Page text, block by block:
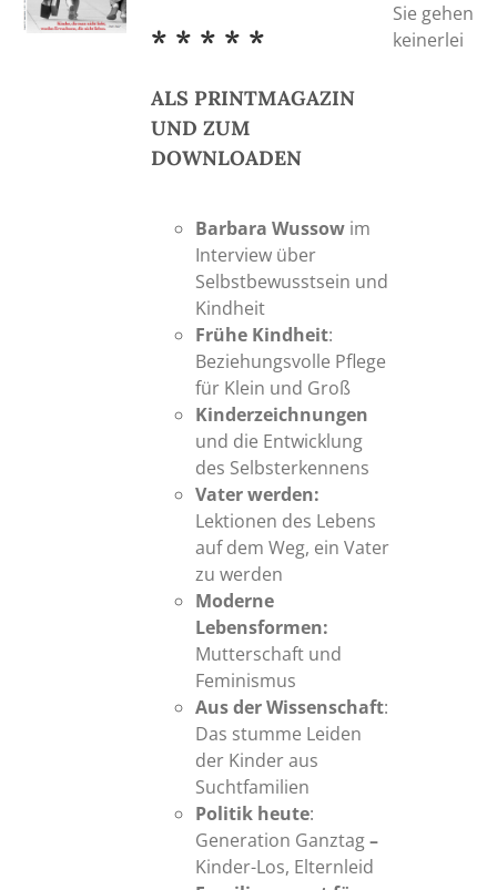
werden
* * * * *
ALS PRINTMAGAZIN
UND ZUM
DOWNLOADEN
Barbara Wussow im
Interview über
Selbstbewusstsein und
Kindheit
Frühe Kindheit:
Beziehungsvolle Pflege
für Klein und Groß
Kinderzeichnungen
und die Entwicklung
des Selbsterkennens
Vater werden:
Lektionen des Lebens
auf dem Weg, ein Vater
zu werden
Moderne
Lebensformen:
Mutterschaft und
Feminismus
Aus der Wissenschaft:
Das stumme Leiden
der Kinder aus
Suchtfamilien
Politik heute:
Generation Ganztag–
Kinder-Los, Elternleid
Sie gehen
keinerlei